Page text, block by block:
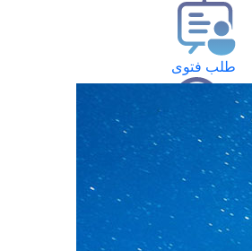
طلب فتوى
استعلام عن فتوى
حجز موعد